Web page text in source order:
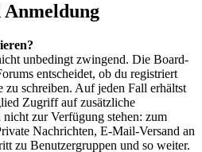
unbedingt zwingend. Die Board-
entscheidet, ob du registriert
zu schreiben. Auf jeden Fall erhältst
Zugriff auf zusätzliche
zur Verfügung stehen: zum
Nachrichten, E-Mail-Versand an
zu Benutzergruppen und so weiter.